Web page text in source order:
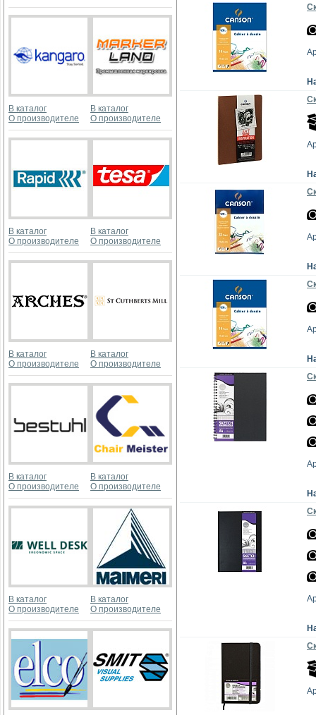
В каталог
О производителе
В каталог
О производителе
В каталог
О производителе
В каталог
О производителе
В каталог
О производителе
В каталог
О производителе
В каталог
О производителе
В каталог
О производителе
В каталог
О производителе
В каталог
О производителе